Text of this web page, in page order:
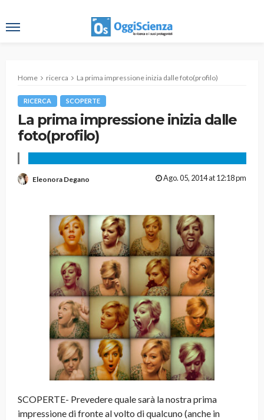
Home ricerca La prima impressione inizia dalle foto(profilo)
RICERCA SCOPERTE
La prima impressione inizia dalle
foto(profilo)
Eleonora Degano Ago. 05, 2014 at 12:18 pm
SCOPERTE- Prevedere quale sarà la nostra prima
impressione di fronte al volto di qualcuno (anche in